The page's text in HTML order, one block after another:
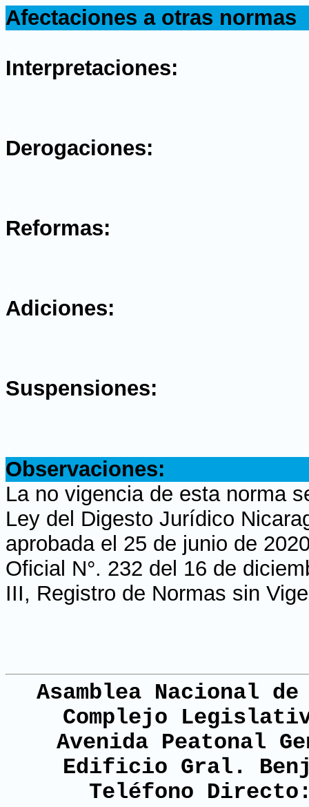
Afectaciones a otras normas
Interpretaciones:
Derogaciones:
Reformas:
Adiciones:
Suspensiones:
Observaciones:
La no vigencia de esta norma
Ley del Digesto Jurídico
aprobada el 25 de junio de
Oficial N°. 232 del 16 de
III, Registro de Normas sin
Asamblea Nacional
Complejo
Avenida Peatonal
Edificio Gral.
Teléfono